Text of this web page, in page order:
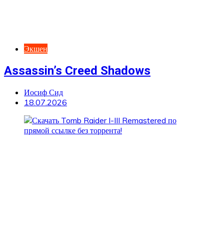
Экшен
Assassin’s Creed Shadows
Иосиф Сид
18.07.2026